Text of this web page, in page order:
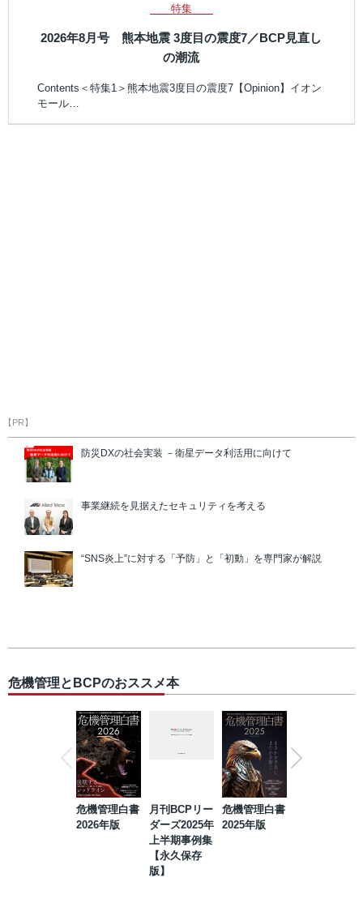
特集
2026年8月号 熊本地震 3度目の震度7／BCP見直し
の潮流
Contents＜特集1＞熊本地震3度目の震度7【Opinion】イオン
モール…
【PR】
防災DXの社会実装 －衛星データ利活用に向けて
事業継続を見据えたセキュリティを考える
“SNS炎上”に対する「予防」と「初動」を専門家が解説
危機管理とBCPのおススメ本
危機管理白書
2026年版
月刊BCPリー
ダーズ2025年
上半期事例集
【永久保存
版】
危機管理白書
2025年版